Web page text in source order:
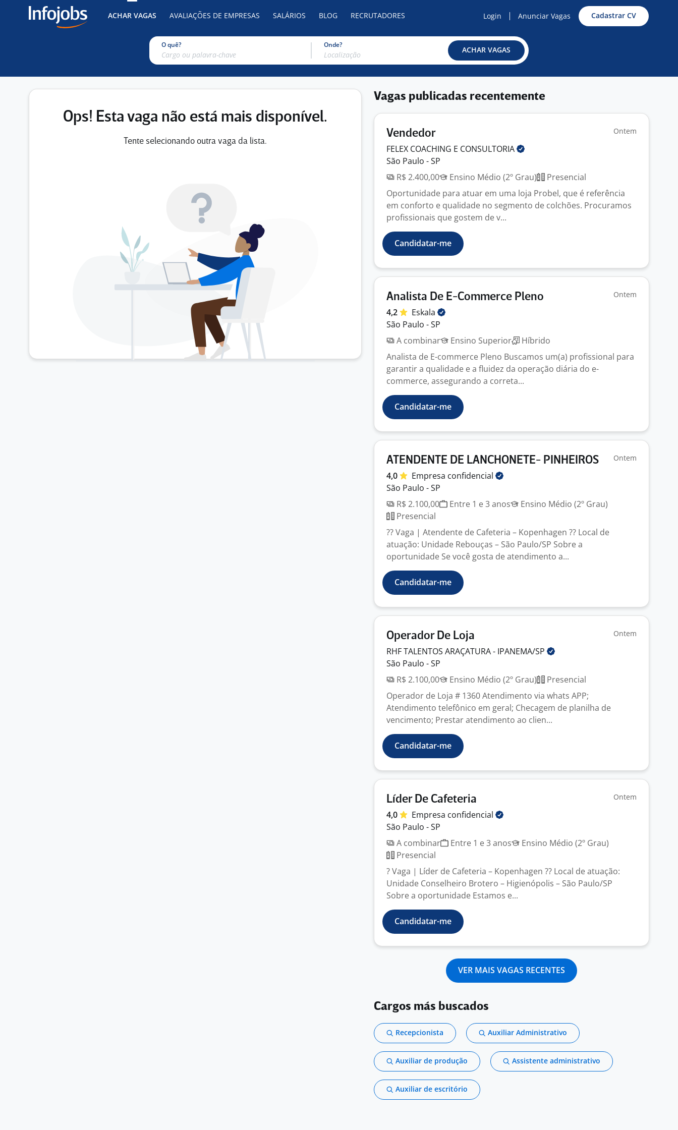
ACHAR VAGAS AVALIAÇÕES DE EMPRESAS SALÁRIOS BLOG RECRUTADORES Login Anunciar Vagas Cadastrar CV
O quê? Onde?
ACHAR VAGAS
Ops! Esta vaga não está mais disponível.
Tente selecionando outra vaga da lista.
Vagas publicadas recentemente
Vendedor Ontem
FELEX COACHING E CONSULTORIA
São Paulo - SP
R$ 2.400,00
Ensino Médio (2º Grau)
Presencial
Oportunidade para atuar em uma loja Probel, que é referência
em conforto e qualidade no segmento de colchões. Procuramos
profissionais que gostem de v...
Candidatar-me
Analista De E-Commerce Pleno Ontem
4,2
Eskala
São Paulo - SP
A combinar
Ensino Superior
Híbrido
Analista de E-commerce Pleno Buscamos um(a) profissional para
garantir a qualidade e a fluidez da operação diária do e-
commerce, assegurando a correta...
Candidatar-me
ATENDENTE DE LANCHONETE- PINHEIROS Ontem
4,0 Empresa confidencial
São Paulo - SP
R$ 2.100,00
Entre 1 e 3 anos
Ensino Médio (2º Grau)
Presencial
?? Vaga | Atendente de Cafeteria – Kopenhagen ?? Local de
atuação: Unidade Rebouças – São Paulo/SP Sobre a
oportunidade Se você gosta de atendimento a...
Candidatar-me
Operador De Loja Ontem
RHF TALENTOS ARAÇATURA - IPANEMA/SP
São Paulo - SP
R$ 2.100,00
Ensino Médio (2º Grau)
Presencial
Operador de Loja # 1360 Atendimento via whats APP;
Atendimento telefônico em geral; Checagem de planilha de
vencimento; Prestar atendimento ao clien...
Candidatar-me
Líder De Cafeteria Ontem
4,0 Empresa confidencial
São Paulo - SP
A combinar
Entre 1 e 3 anos
Ensino Médio (2º Grau)
Presencial
? Vaga | Líder de Cafeteria – Kopenhagen ?? Local de atuação:
Unidade Conselheiro Brotero – Higienópolis – São Paulo/SP
Sobre a oportunidade Estamos e...
Candidatar-me
VER MAIS VAGAS RECENTES
Cargos más buscados
Recepcionista Auxiliar Administrativo
Auxiliar de produção Assistente administrativo
Auxiliar de escritório